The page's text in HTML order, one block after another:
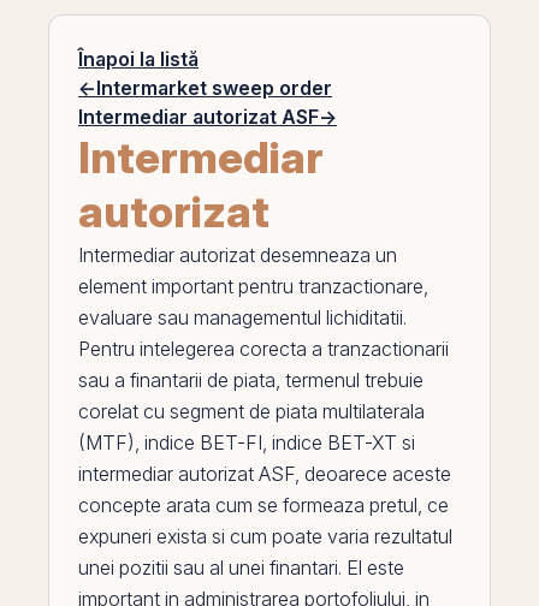
Înapoi la listă
←Intermarket sweep order
Intermediar autorizat ASF→
Intermediar
autorizat
Intermediar autorizat desemneaza un
element important pentru tranzactionare,
evaluare sau managementul lichiditatii.
Pentru intelegerea corecta a tranzactionarii
sau a finantarii de piata, termenul trebuie
corelat cu segment de piata multilaterala
(MTF), indice BET-FI, indice BET-XT si
intermediar autorizat ASF, deoarece aceste
concepte arata cum se formeaza pretul, ce
expuneri exista si cum poate varia rezultatul
unei pozitii sau al unei finantari. El este
important in administrarea portofoliului, in